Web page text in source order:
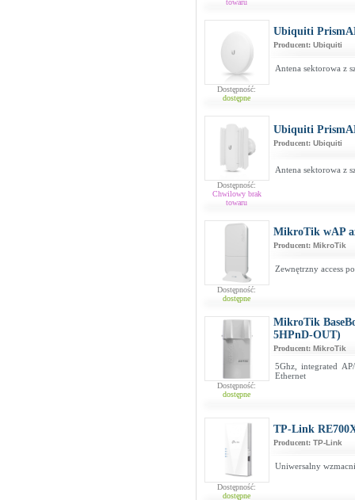
towaru
Dostępność:
dostępne
Ubiquiti
Producent: Ubiquiti
Antena sektorowa z
Dostępność:
Chwilowy brak
towaru
Ubiquiti
Producent: Ubiquiti
Antena sektorowa z
Dostępność:
dostępne
MikroTik wAP
Producent: MikroTik
Zewnętrzny access
Dostępność:
dostępne
MikroTik
5HPnD-OUT)
Producent: MikroTik
5Ghz, integrated
Ethernet
Dostępność:
dostępne
TP-Link
Producent: TP-Link
Uniwersalny